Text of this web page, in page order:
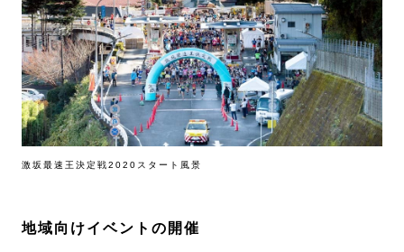
激坂最速王決定戦2020スタート風景
地域向けイベントの開催